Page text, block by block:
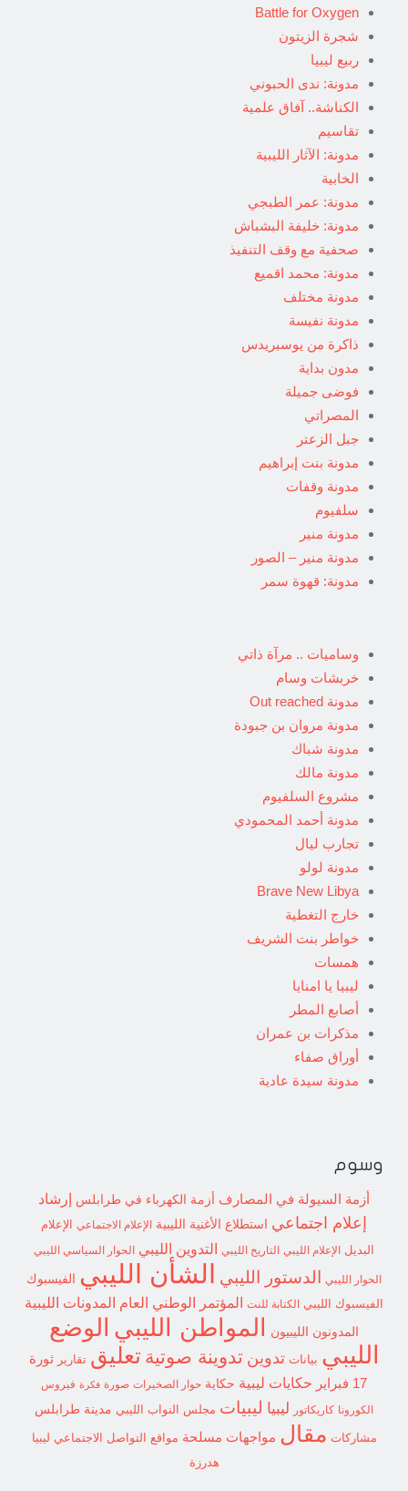
Battle for Oxygen
شجرة الزيتون
ربيع ليبيا
مدونة: ندى الحبوني
الكناشة.. آفاق علمية
تقاسيم
مدونة: الآثار الليبية
الخابية
مدونة: عمر الطبجي
مدونة: خليفة البشباش
صحفية مع وقف التنفيذ
مدونة: محمد اقميع
مدونة مختلف
مدونة نفيسة
ذاكرة من يوسبريدس
مدون بداية
فوضى جميلة
المصراتي
جبل الزعتر
مدونة بنت إبراهيم
مدونة وقفات
سلفيوم
مدونة منير
مدونة منير – الصور
مدونة: قهوة سمر
وساميات .. مرآة ذاتي
خربشات وسام
مدونة Out reached
مدونة مروان بن جبودة
مدونة شباك
مدونة مالك
مشروع السلفيوم
مدونة أحمد المحمودي
تجارب ليال
مدونة لولو
Brave New Libya
خارج التغطية
خواطر بنت الشريف
همسات
ليبيا يا امنايا
أصابع المطر
مذكرات بن عمران
أوراق صفاء
مدونة سيدة عادية
وسوم
أزمة السيولة في المصارف أزمة الكهرباء في طرابلس إرشاد
إعلام اجتماعي استطلاع الأغنية الليبية الإعلام الاجتماعي
الإعلام
البديل
الإعلام الليبي التاريخ الليبي التدوين الليبي الحوار السياسي الليبي
الحوار الليبي الدستور الليبي الشأن الليبي الفيسبوك
الفيسبوك الليبي الكتابة للنت المؤتمر الوطني العام المدونات الليبية
المدونون الليبيون المواطن الليبي الوضع
الليبي بيانات تدوين تدوينة صوتية تعليق تقارير
ثورة
17 فبراير
حكايات ليبية حكاية حوار الصخيرات صورة فكرة فيروس
الكورونا كاريكاتور ليبيا ليبيات مجلس النواب الليبي مدينة طرابلس
مشاركات مقال مواجهات مسلحة مواقع التواصل الاجتماعي ليبيا
هدرزة